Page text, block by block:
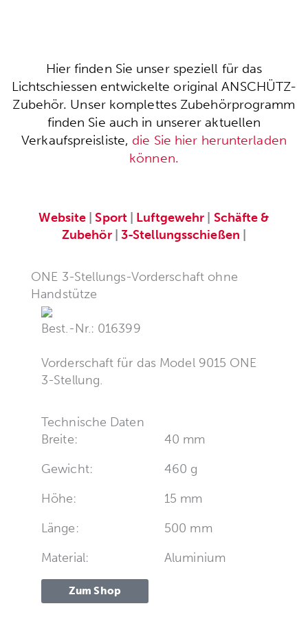
Hier finden Sie unser speziell für das
Lichtschiessen entwickelte original ANSCHÜTZ-
Zubehör. Unser komplettes Zubehörprogramm
finden Sie auch in unserer aktuellen
Verkaufspreisliste, die Sie hier herunterladen
können.
Website |Sport| Luftgewehr
Schäfte &
Zubehör| 3-Stellungsschießen
ONE 3-Stellungs-Vorderschaft ohne
Handstütze
Best.-Nr.: 016399
Vorderschaft für das Model 9015 ONE
3-Stellung.
Technische Daten
Breite:
40 mm
Gewicht:
460 g
Höhe:
15 mm
Länge:
500 mm
Material:
Aluminium
Zum Shop